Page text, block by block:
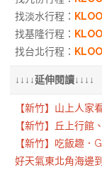
找淡水行程：
找基隆行程：
找台北行程：
↓↓↓↓延伸閱讀↓↓↓↓
【新竹】山上人家
【新竹】丘上行館
【新竹】吃飯趣．
好天氣東北角海邊